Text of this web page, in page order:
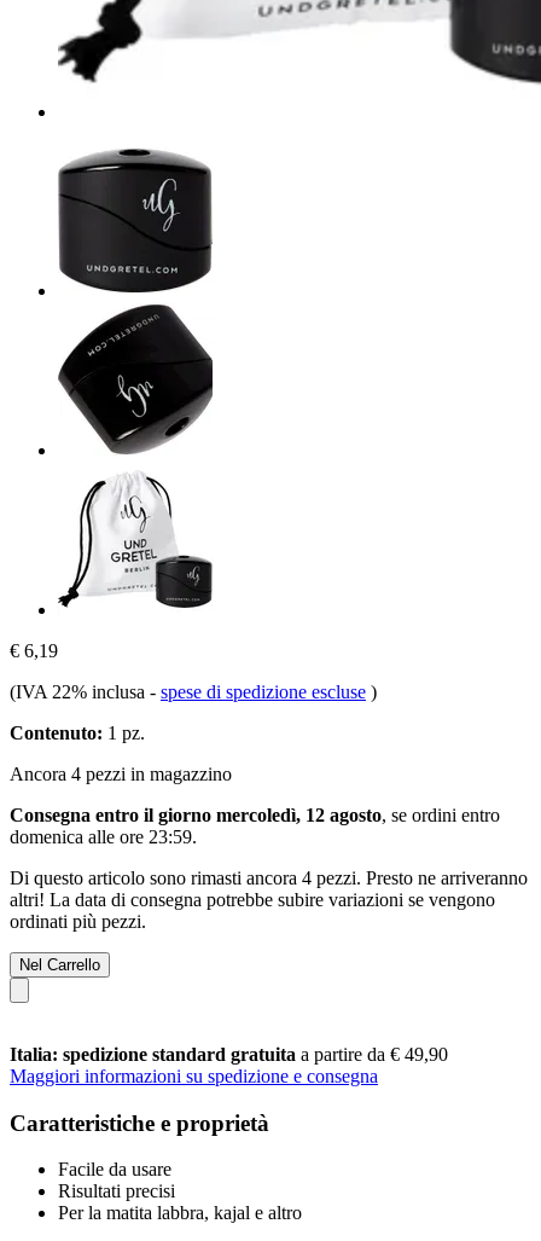
€ 6,19
(IVA 22% inclusa - spese di spedizione escluse )
Contenuto: 1 pz.
Ancora 4 pezzi in magazzino
Consegna entro il giorno mercoledì, 12 agosto, se ordini entro
domenica alle ore 23:59.
Di questo articolo sono rimasti ancora 4 pezzi. Presto ne arriveranno
altri! La data di consegna potrebbe subire variazioni se vengono
ordinati più pezzi.
Nel Carrello
Italia: spedizione standard gratuita a partire da € 49,90
Maggiori informazioni su spedizione e consegna
Caratteristiche e proprietà
Facile da usare
Risultati precisi
Per la matita labbra, kajal e altro